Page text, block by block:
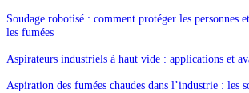
Soudage robotisé : comment protéger les personnes
les fumées
Aspirateurs industriels à haut vide : applications et
Aspiration des fumées chaudes dans l’industrie : les